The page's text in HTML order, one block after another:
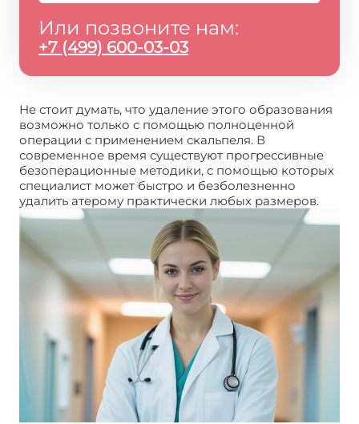
Или позвоните нам:
+7 (499) 600-03-03
Не стоит думать, что удаление этого образования
возможно только с помощью полноценной
операции с применением скальпеля. В
современное время существуют прогрессивные
безоперационные методики, с помощью которых
специалист может быстро и безболезненно
удалить атерому практически любых размеров.